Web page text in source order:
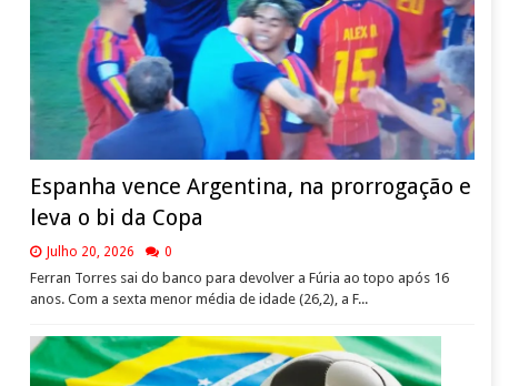
Espanha vence Argentina, na prorrogação e
leva o bi da Copa
Julho 20, 2026 0
Ferran Torres sai do banco para devolver a Fúria ao topo após 16
anos. Com a sexta menor média de idade (26,2), a F...